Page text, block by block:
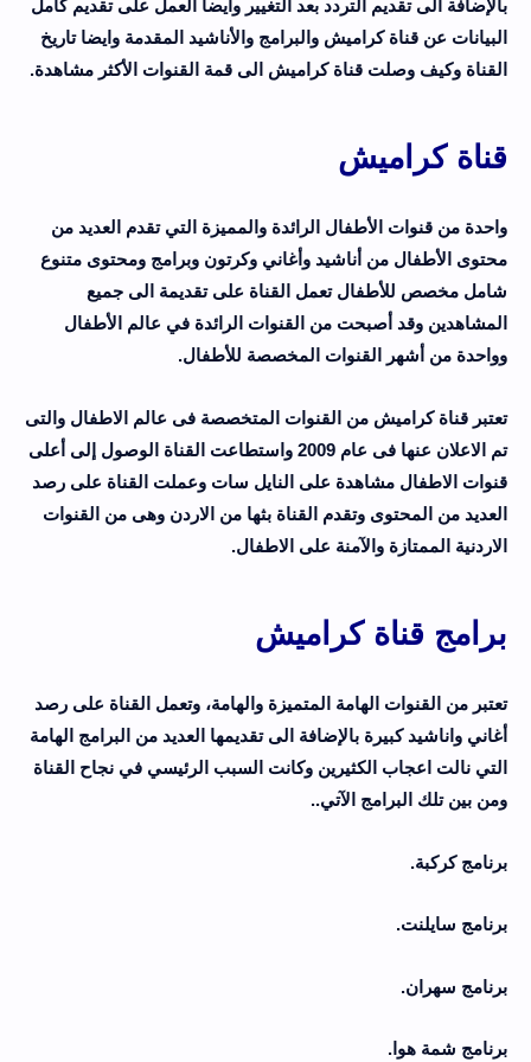
بالإضافة الى تقديم التردد بعد التغيير وايضا العمل على تقديم كامل
البيانات عن قناة كراميش والبرامج والأناشيد المقدمة وايضا تاريخ
القناة وكيف وصلت قناة كراميش الى قمة القنوات الأكثر مشاهدة.
قناة كراميش
واحدة من قنوات الأطفال الرائدة والمميزة التي تقدم العديد من
محتوى الأطفال من أناشيد وأغاني وكرتون وبرامج ومحتوى متنوع
شامل مخصص للأطفال تعمل القناة على تقديمة الى جميع
المشاهدين وقد أصبحت من القنوات الرائدة في عالم الأطفال
وواحدة من أشهر القنوات المخصصة للأطفال.
تعتبر قناة كراميش من القنوات المتخصصة فى عالم الاطفال والتى
تم الاعلان عنها فى عام 2009 واستطاعت القناة الوصول إلى أعلى
قنوات الاطفال مشاهدة على النايل سات وعملت القناة على رصد
العديد من المحتوى وتقدم القناة بثها من الاردن وهى من القنوات
الاردنية الممتازة والآمنة على الاطفال.
برامج قناة كراميش
تعتبر من القنوات الهامة المتميزة والهامة، وتعمل القناة على رصد
أغاني واناشيد كبيرة بالإضافة الى تقديمها العديد من البرامج الهامة
التي نالت اعجاب الكثيرين وكانت السبب الرئيسي في نجاح القناة
ومن بين تلك البرامج الآتي..
برنامج كركبة.
برنامج سايلنت.
برنامج سهران.
برنامج شمة هوا.